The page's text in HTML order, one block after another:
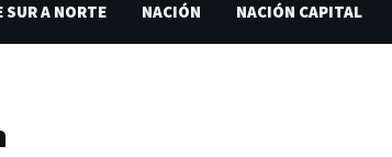
SUR A NORTE NACIÓN NACIÓN CAPITAL